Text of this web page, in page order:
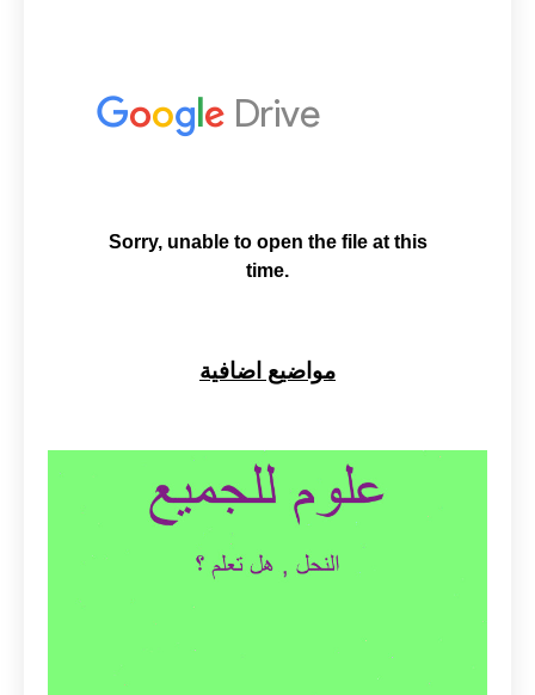
مواضيع اضافية